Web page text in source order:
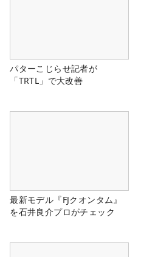
パターこじらせ記者が
「TRTL」で大改善
最新モデル『FJクオンタム』
を石井良介プロがチェック